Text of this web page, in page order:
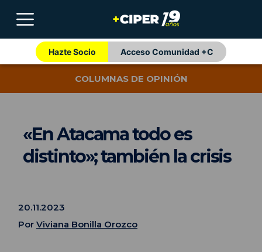
Hazte Socio Acceso Comunidad +C
COLUMNAS DE OPINIÓN
«En Atacama todo es
distinto»; también la crisis
20.11.2023
Por Viviana Bonilla Orozco